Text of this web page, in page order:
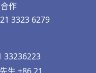
作
3323 6279
33236223